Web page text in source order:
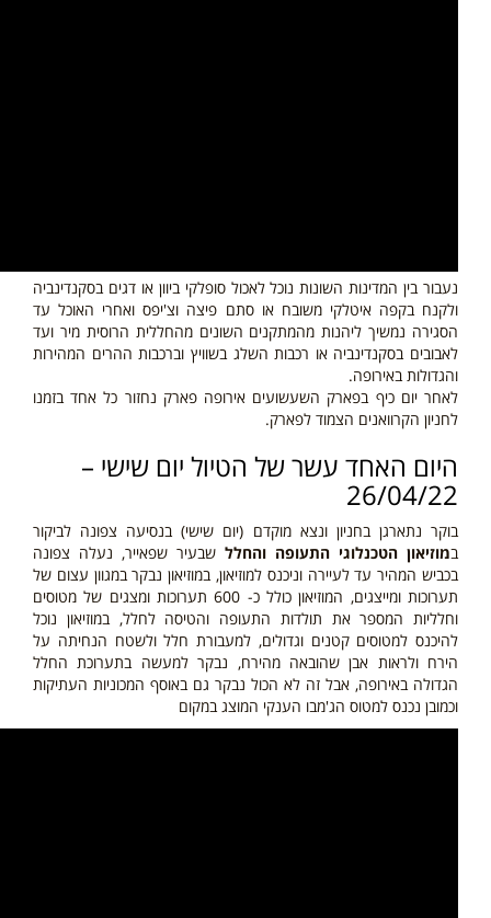
נעבור בין המדינות השונות נוכל לאכול סופלקי ביוון או דגים בסקנדינביה
ולקנח בקפה איטלקי משובח או סתם פיצה וצ'יפס ואחרי האוכל עד
הסגירה נמשיך ליהנות מהמתקנים השונים מהחללית הרוסית מיר ועד
לאבובים בסקנדינביה או רכבות השלג בשוויץ וברכבות ההרים המהירות
והגדולות באירופה.
לאחר יום כיף בפארק השעשועים אירופה פארק נחזור כל אחד בזמנו
לחניון הקרוואנים הצמוד לפארק.
היום האחד עשר של הטיול יום שישי –
26/04/22
בוקר נתארגן בחניון ונצא מוקדם (יום שישי) בנסיעה צפונה לביקור
במוזיאון הטכנלוגי התעופה והחלל שבעיר שפאייר, נעלה צפונה
בכביש המהיר עד לעיירה וניכנס למוזיאון, במוזיאון נבקר במגוון עצום של
תערוכות ומייצגים, המוזיאון כולל כ- 600 תערוכות ומצגים של מטוסים
וחלליות המספר את תולדות התעופה והטיסה לחלל, במוזיאון נוכל
להיכנס למטוסים קטנים וגדולים, למעבורת חלל ולשטח הנחיתה על
הירח ולראות אבן שהובאה מהירח, נבקר למעשה בתערוכת החלל
הגדולה באירופה, אבל זה לא הכול נבקר גם באוסף המכוניות העתיקות
וכמובן נכנס למטוס הג'מבו הענקי המוצג במקום